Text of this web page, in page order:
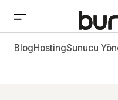
Linux-CentOS Port
BlogHostingSunucu